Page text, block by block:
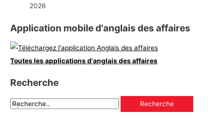
2026
Application mobile d'anglais des affaires
Toutes les applications d'anglais des affaires
Recherche